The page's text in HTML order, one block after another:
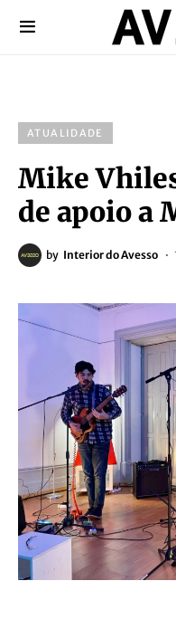
ATUALIDADE
Mike
de apoio a
by Interior do Avesso